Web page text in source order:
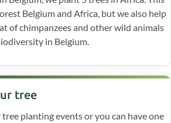
Belgium and Africa, but we also help
of chimpanzees and other wild animals
in Belgium.
tree
planting events or you can have one